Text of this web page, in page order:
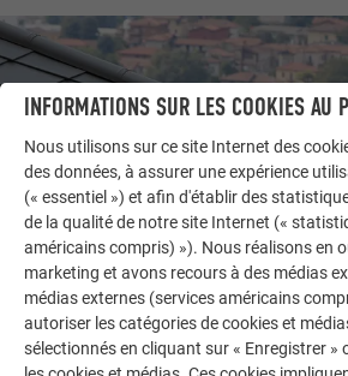
LAISSEZ-VOUS INSPIRER
AUTRES BÂTIMENTS
INFORMATIONS SUR LES COOKIES AU
Nous utilisons sur ce site Internet des
des données, à assurer une expérience
(« essentiel ») et afin d'établir des
de la qualité de notre site Internet («
américains compris) »). Nous réalisons en
marketing et avons recours à des médias
médias externes (services américains
autoriser les catégories de cookies et
sélectionnés en cliquant sur « Enregistrer »